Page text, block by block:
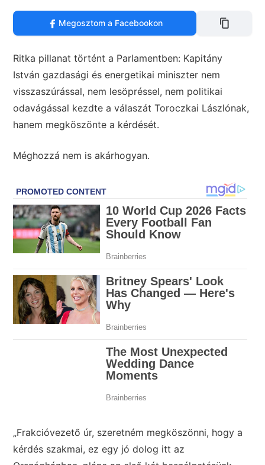
Megosztom a Facebookon
Ritka pillanat történt a Parlamentben: Kapitány
István gazdasági és energetikai miniszter nem
visszaszúrással, nem lesöpréssel, nem politikai
odavágással kezdte a válaszát Toroczkai Lászlónak,
hanem megköszönte a kérdését.
Méghozzá nem is akárhogyan.
„Frakcióvezető úr, szeretném megköszönni, hogy a
kérdés szakmai, ez egy jó dolog itt az